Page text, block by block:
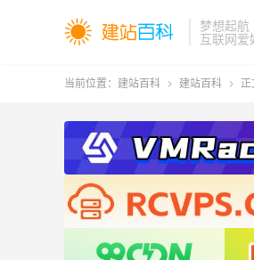
梦想起航
互联网爱
当前位置： 建站百科  建站百科  正